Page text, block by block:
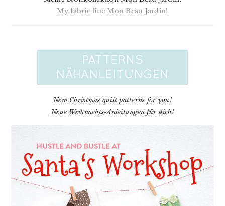
My fabric line Mon Beau Jardin!
New Christmas quilt patterns for you!
Neue Weihnachts-Anleitungen für dich!